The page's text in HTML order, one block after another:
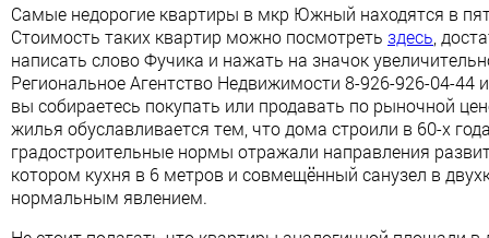
Самые недорогие квартиры в мкр Южный находятся в
Стоимость таких квартир можно посмотреть здесь ,
написать слово Фучика и нажать на значок
Региональное Агентство Недвижимости 8-926-926-04-44
вы собираетесь покупать или продавать по рыночной
жилья обуславливается тем, что дома строили в 60-х
градостроительные нормы отражали направления
котором кухня в 6 метров и совмещённый санузел в
нормальным явлением.